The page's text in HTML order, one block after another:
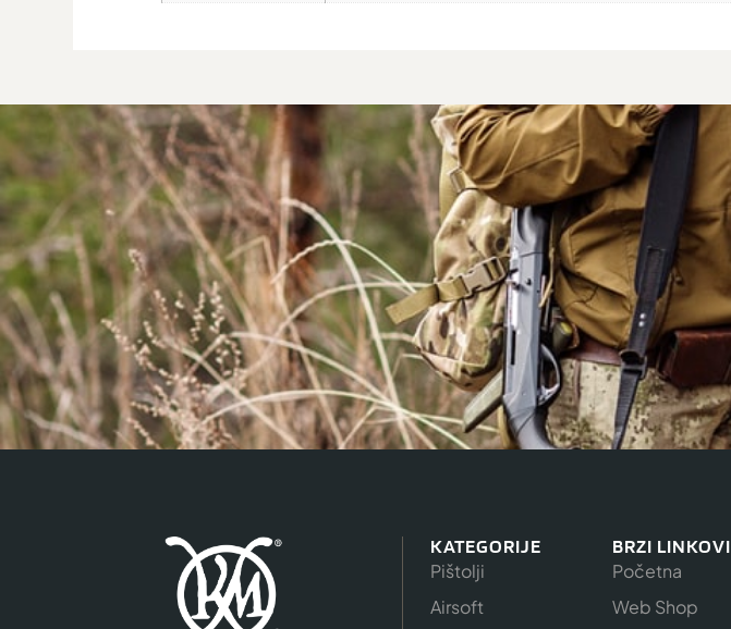
KATEGORIJE
Pištolji
Airsoft
BRZI LINKOVI
Početna
Web Shop